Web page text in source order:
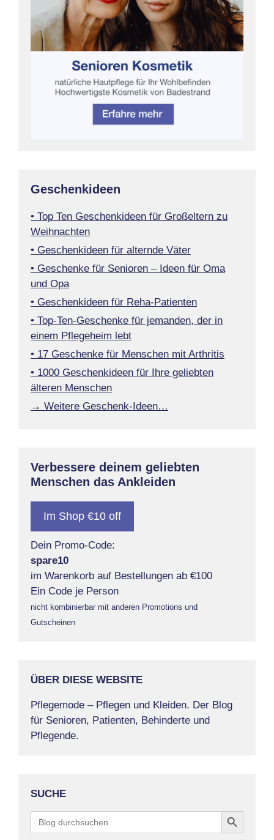
Geschenkideen
• Top Ten Geschenkideen für Großeltern zu
Weihnachten
• Geschenkideen für alternde Väter
• Geschenke für Senioren – Ideen für Oma
und Opa
• Geschenkideen für Reha-Patienten
• Top-Ten-Geschenke für jemanden, der in
einem Pflegeheim lebt
• 17 Geschenke für Menschen mit Arthritis
• 1000 Geschenkideen für Ihre geliebten
älteren Menschen
→ Weitere Geschenk-Ideen…
Verbessere deinem geliebten
Menschen das Ankleiden
Im Shop €10 off
Dein Promo-Code:
spare10
im Warenkorb auf Bestellungen ab €100
Ein Code je Person
nicht kombinierbar mit anderen Promotions und
Gutscheinen
ÜBER DIESE WEBSITE
Pflegemode – Pflegen und Kleiden. Der Blog
für Senioren, Patienten, Behinderte und
Pflegende.
SUCHE
for:
Search Button